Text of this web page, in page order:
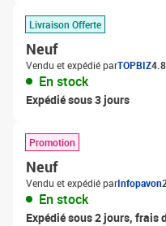
Livraison Offerte
Neuf
Vendu et expédié parTOPBIZ
En stock
Expédié sous 3 jours
Promotion
Neuf
Vendu et expédié parInfopavon
En stock
Expédié sous 2 jours, frais